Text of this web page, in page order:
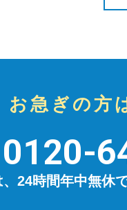
お急ぎの方
0120-
、24時間年中無休